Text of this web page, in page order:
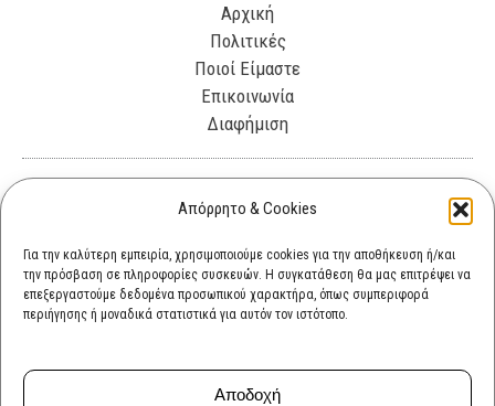
Απόρρητο & Cookies
Για την καλύτερη εμπειρία, χρησιμοποιούμε cookies για την αποθήκευση ή/και
την πρόσβαση σε πληροφορίες συσκευών. Η συγκατάθεση θα μας επιτρέψει να
επεξεργαστούμε δεδομένα προσωπικού χαρακτήρα, όπως συμπεριφορά
περιήγησης ή μοναδικά στατιστικά για αυτόν τον ιστότοπο.
Αποδοχή
Αρχική
Πολιτικές
Ποιοί Είμαστε
Επικοινωνία
Διαφήμιση
Λεωφόρος Θησέως 330. Καλλιθέα, 17675
cultok.gr@gmail.com